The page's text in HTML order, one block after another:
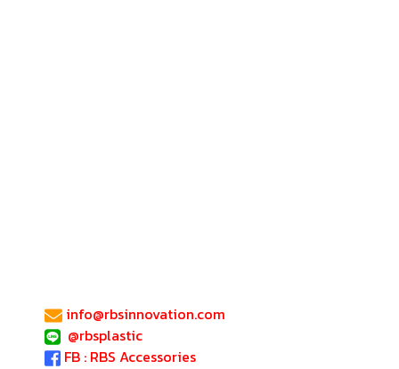
info@rbsinnovation.com
@rbsplastic
FB : RBS Accessories